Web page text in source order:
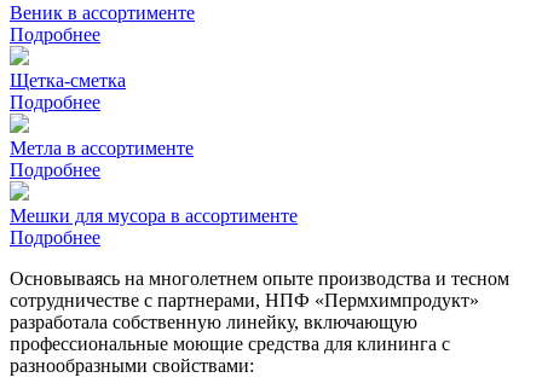
Веник в ассортименте
Подробнее
Щетка-сметка
Подробнее
Метла в ассортименте
Подробнее
Мешки для мусора в ассортименте
Подробнее
Основываясь на многолетнем опыте производства и тесном
сотрудничестве с партнерами, НПФ «Пермхимпродукт»
разработала собственную линейку, включающую
профессиональные моющие средства для клининга с
разнообразными свойствами: